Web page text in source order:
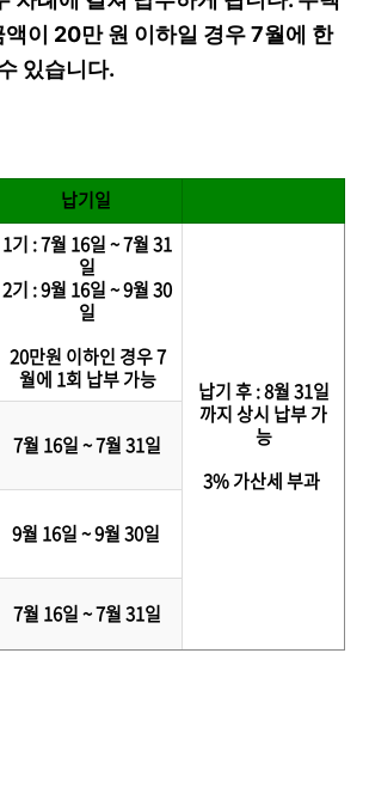
액이 20만 원 이하일 경우 7월에 한
있습니다.
납기일
1기 : 7월 16일 ~ 7월 31
일
2기 : 9월 16일 ~ 9월 30
일
20만원 이하인 경우 7
월에 1회 납부 가능
납기 후 : 8월 31일
까지 상시 납부 가
능
3% 가산세 부과
7월 16일 ~ 7월 31일
9월 16일 ~ 9월 30일
7월 16일 ~ 7월 31일